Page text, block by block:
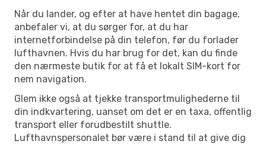
Når du lander, og efter at have hentet din bagage,
anbefaler vi, at du sørger for, at du har
internetforbindelse på din telefon, før du forlader
lufthavnen. Hvis du har brug for det, kan du finde
den nærmeste butik for at få et lokalt SIM-kort for
nem navigation.
Glem ikke også at tjekke transportmulighederne til
din indkvartering, uanset om det er en taxa, offentlig
transport eller forudbestilt shuttle.
Lufthavnspersonalet bør være i stand til at give dig